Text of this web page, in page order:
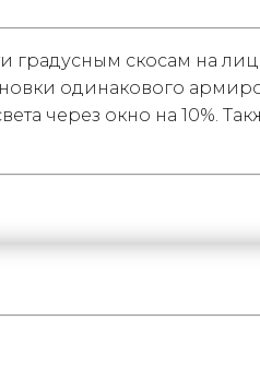
градусным скосам на
одинакового
через окно на 10%.